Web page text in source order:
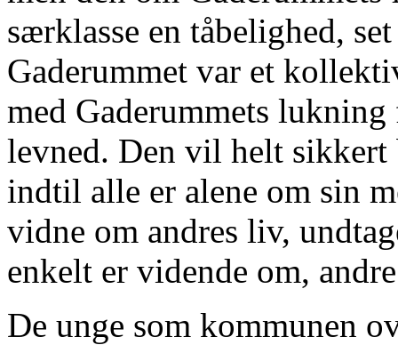
særklasse en tåbelighed,
Gaderummet var et
med Gaderummets
levned. Den vil helt
indtil alle er alene om sin
vidne om andres liv,
enkelt er vidende om,
De unge som kommunen